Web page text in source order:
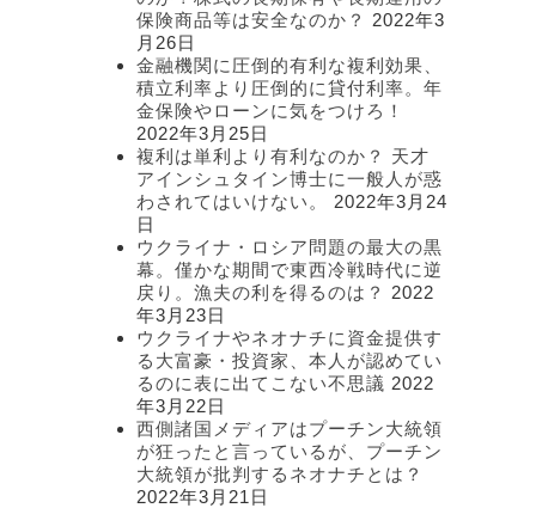
保険商品等は安全なのか？
2022年3
月26日
金融機関に圧倒的有利な複利効果、
積立利率より圧倒的に貸付利率。年
金保険やローンに気をつけろ！
2022年3月25日
複利は単利より有利なのか？ 天才
アインシュタイン博士に一般人が惑
わされてはいけない。
2022年3月24
日
ウクライナ・ロシア問題の最大の黒
幕。僅かな期間で東西冷戦時代に逆
戻り。漁夫の利を得るのは？
2022
年3月23日
ウクライナやネオナチに資金提供す
る大富豪・投資家、本人が認めてい
るのに表に出てこない不思議 2022
年3月22日
西側諸国メディアはプーチン大統領
が狂ったと言っているが、プーチン
大統領が批判するネオナチとは？
2022年3月21日